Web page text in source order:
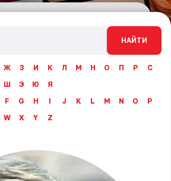
НАЙТИ
Ж З И К Л М Н О П Р
С
Ш Э Ю
Я
F G H I J K L M N O
P
W X Y Z